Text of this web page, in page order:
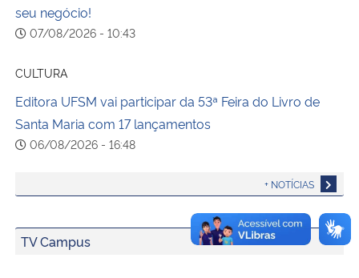
seu negócio!
07/08/2026 - 10:43
CULTURA
Editora UFSM vai participar da 53ª Feira do Livro de
Santa Maria com 17 lançamentos
06/08/2026 - 16:48
+ NOTÍCIAS
TV Campus